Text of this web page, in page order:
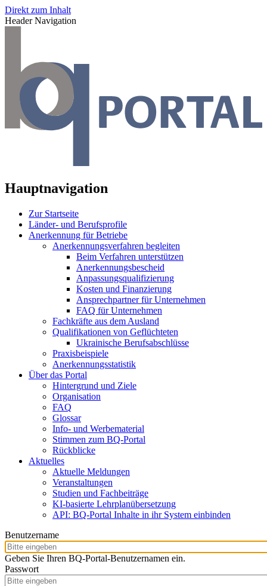
Direkt zum Inhalt
Header Navigation
Hauptnavigation
Zur Startseite
Länder- und Berufsprofile
Anerkennung für Betriebe
Anerkennungsverfahren begleiten
Beim Verfahren unterstützen
Anerkennungsbescheid
Anpassungsqualifizierung
Kosten und Finanzierung
Ansprechpartner für Unternehmen
FAQ für Unternehmen
Fachkräfte aus dem Ausland
Qualifikationen von Geflüchteten
Ukrainische Berufsabschlüsse
Praxisbeispiele
Anerkennungsstatistik
Über das Portal
Hintergrund und Ziele
Organisation
FAQ
Glossar
Info- und Werbematerial
Stimmen zum BQ-Portal
Rückblicke
Aktuelles
Aktuelle Meldungen
Veranstaltungen
Studien und Fachbeiträge
KI-basierte Lehrplanübersetzung
API: BQ-Portal Inhalte in ihr System einbinden
Benutzername
Geben Sie Ihren BQ-Portal-Benutzernamen ein.
Passwort